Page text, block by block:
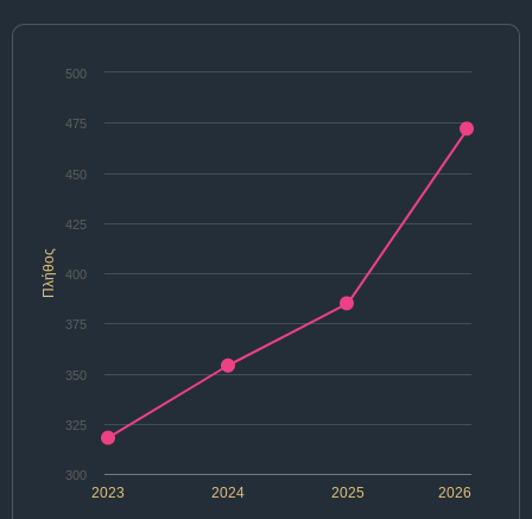
Πλήθος
2024 2026
2023 2025
300
325
350
375
400
425
450
475
500